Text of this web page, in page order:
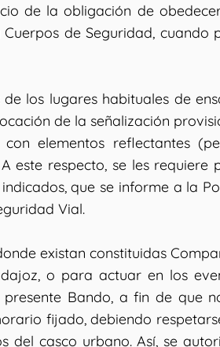
de la obligación de
de Seguridad, cuando
los lugares habituales de
de la señalización
elementos reflectantes
este respecto, se les requiere
que se informe a la
Vial.
existan constituidas
o para actuar en los
Bando, a fin de que
fijado, debiendo
del casco urbano. Así, se